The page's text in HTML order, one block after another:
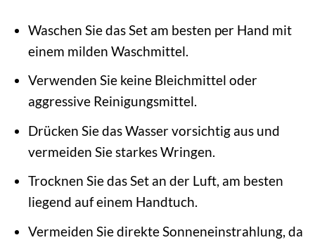
Waschen Sie das Set am besten per Hand mit
einem milden Waschmittel.
Verwenden Sie keine Bleichmittel oder
aggressive Reinigungsmittel.
Drücken Sie das Wasser vorsichtig aus und
vermeiden Sie starkes Wringen.
Trocknen Sie das Set an der Luft, am besten
liegend auf einem Handtuch.
Vermeiden Sie direkte Sonneneinstrahlung, da